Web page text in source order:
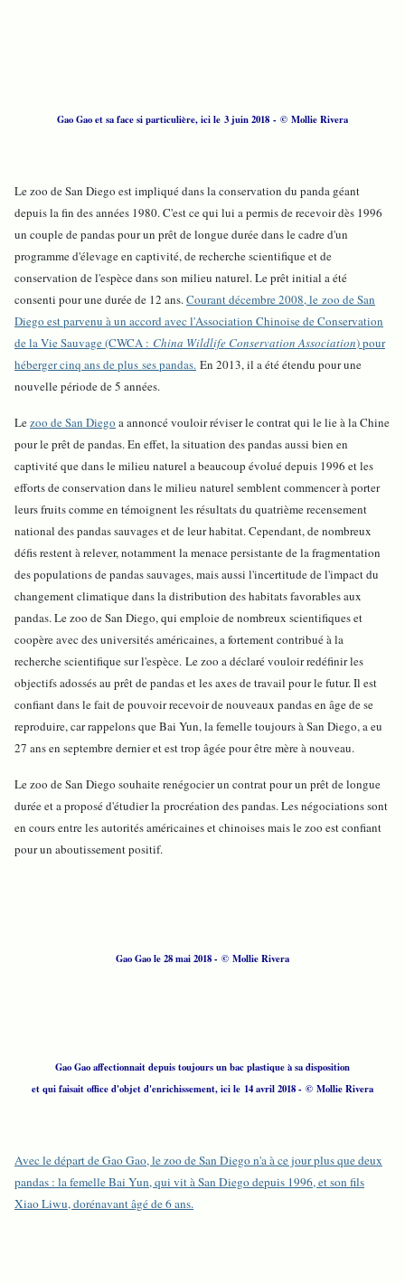
Gao Gao et sa face si particulière, ici le 3 juin 2018 - © Mollie Rivera
Le zoo de San Diego est impliqué dans la conservation du panda géant
depuis la fin des années 1980. C'est ce qui lui a permis de recevoir dès 1996
un couple de pandas pour un prêt de longue durée dans le cadre d'un
programme d'élevage en captivité, de recherche scientifique et de
conservation de l'espèce dans son milieu naturel. Le prêt initial a été
consenti pour une durée de 12 ans.Courant décembre 2008, le zoo de San
Diego est parvenu à un accord avec l'Association Chinoise de Conservation
de la Vie Sauvage (CWCA : China Wildlife Conservation Association) pour
héberger cinq ans de plus ses pandas. En 2013, il a été étendu pour une
nouvelle période de 5 années.
Lezoo de San Diego a annoncé vouloir réviser le contrat qui le lie à la Chine
pour le prêt de pandas. En effet, la situation des pandas aussi bien en
captivité que dans le milieu naturel a beaucoup évolué depuis 1996 et les
efforts de conservation dans le milieu naturel semblent commencer à porter
leurs fruits comme en témoignent les résultats du quatrième recensement
national des pandas sauvages et de leur habitat. Cependant, de nombreux
défis restent à relever, notamment la menace persistante de la fragmentation
des populations de pandas sauvages, mais aussi l'incertitude de l'impact du
changement climatique dans la distribution des habitats favorables aux
pandas. Le zoo de San Diego, qui emploie de nombreux scientifiques et
coopère avec des universités américaines, a fortement contribué à la
recherche scientifique sur l'espèce. Le zoo a déclaré vouloir redéfinir les
objectifs adossés au prêt de pandas et les axes de travail pour le futur. Il est
confiant dans le fait de pouvoir recevoir de nouveaux pandas en âge de se
reproduire, car rappelons que Bai Yun, la femelle toujours à San Diego, a eu
27 ans en septembre dernier et est trop âgée pour être mère à nouveau.
Le zoo de San Diego souhaite renégocier un contrat pour un prêt de longue
durée et a proposé d'étudier la procréation des pandas. Les négociations sont
en cours entre les autorités américaines et chinoises mais le zoo est confiant
pour un aboutissement positif.
Gao Gao le 28 mai 2018 - © Mollie Rivera
Gao Gao affectionnait depuis toujours un bac plastique à sa disposition
et qui faisait office d'objet d'enrichissement, ici le 14 avril 2018 - © Mollie Rivera
Avec le départ de Gao Gao, le zoo de San Diego n'a à ce jour plus que deux
pandas : la femelle Bai Yun, qui vit à San Diego depuis 1996, et son fils
Xiao Liwu, dorénavant âgé de 6 ans.